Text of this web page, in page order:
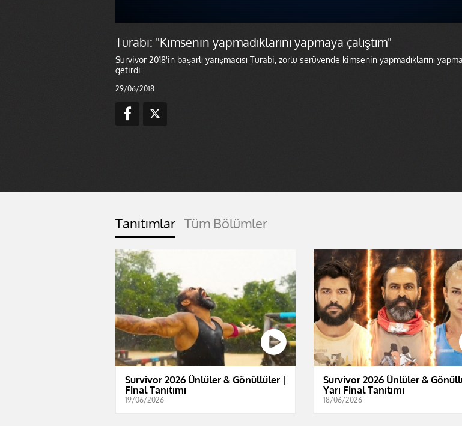
Turabi: "Kimsenin yapmadıklarını yapmaya çalıştım"
Survivor 2018'in başarlı yarışmacısı Turabi, zorlu serüvende kimsenin yapmadıklarını
getirdi.
29/06/2018
Tanıtımlar Tüm Bölümler
Survivor 2026 Ünlüler & Gönüllüler |
Final Tanıtımı
19/06/2026
Survivor 2026 Ünlüler &
Yarı Final Tanıtımı
18/06/2026